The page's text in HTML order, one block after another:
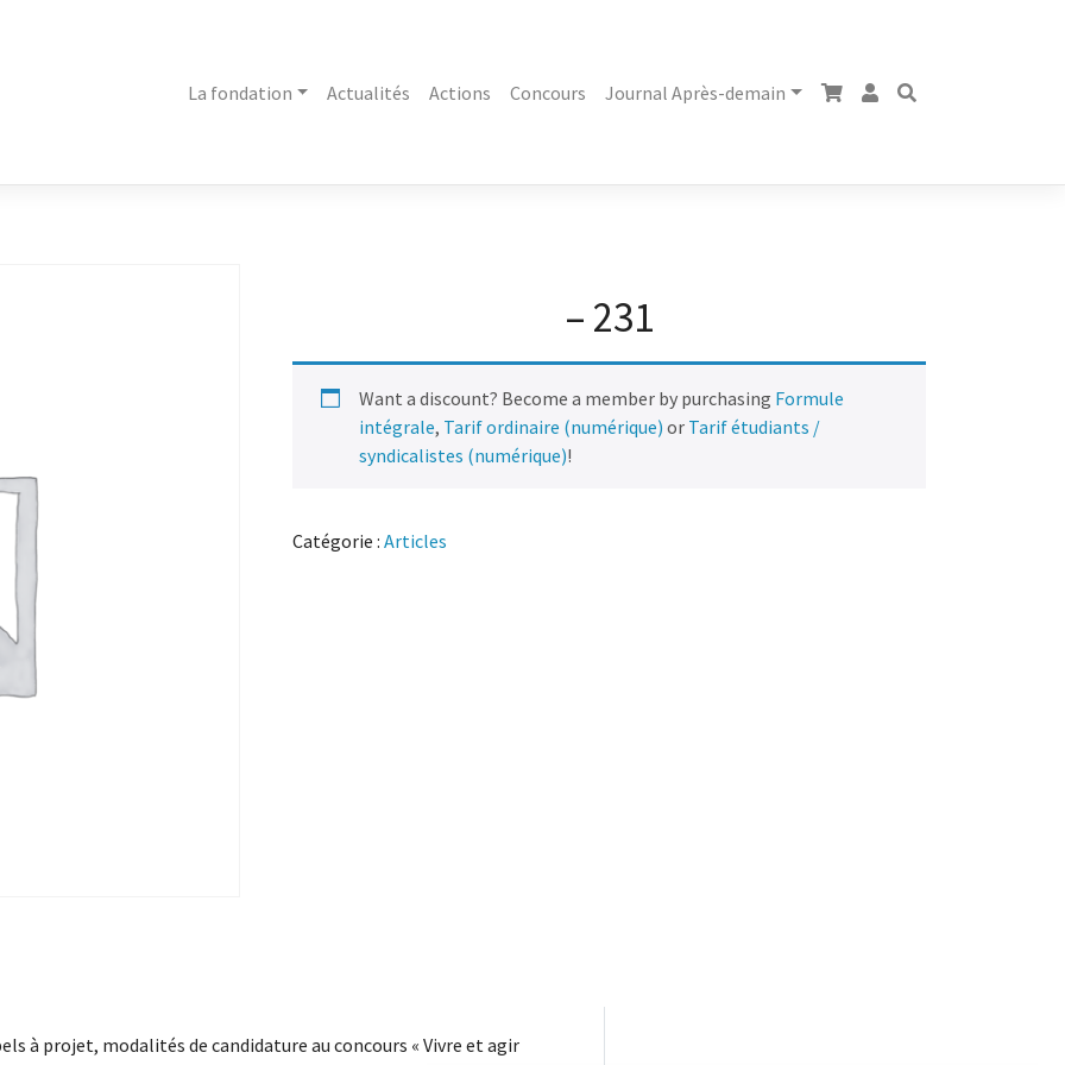
La fondation Actualités Actions Concours Journal Après-demain
– 231
Want a discount? Become a member by purchasing Formule
intégrale, Tarif ordinaire (numérique) or Tarif étudiants /
syndicalistes (numérique)!
Catégorie :Articles
à projet, modalités de candidature au concours « Vivre et agir